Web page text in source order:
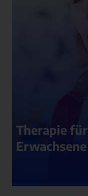
Therapie für
Erwachsene